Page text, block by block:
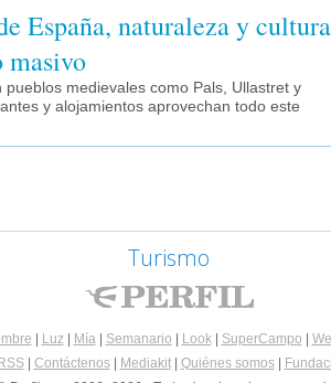
España, naturaleza y cultura
masivo
medievales como Pals, Ullastret y
y alojamientos aprovechan todo este
Turismo
Luz| Mía| Semanario Look| SuperCampo
RSS| Contáctenos| Mediakit| Quiénes somos|